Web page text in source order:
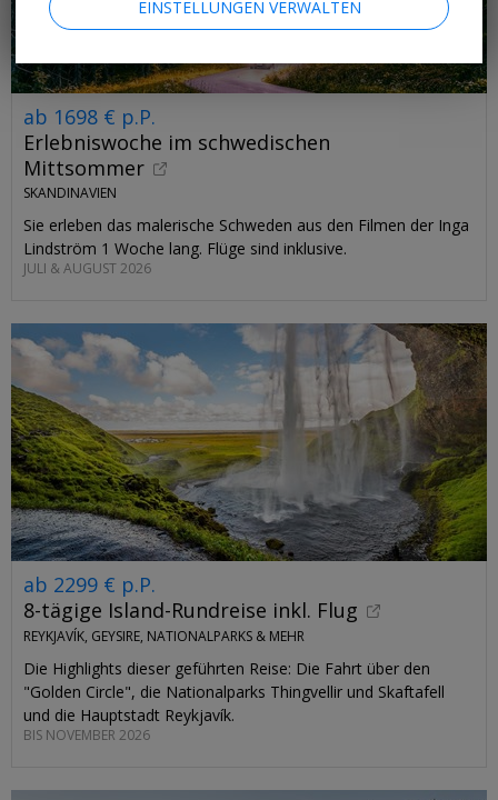
ab 1698 € p.P.
Erlebniswoche im schwedischen
Mittsommer
SKANDINAVIEN
Sie erleben das malerische Schweden aus den Filmen der Inga
Lindström 1 Woche lang. Flüge sind inklusive.
JULI & AUGUST 2026
ab 2299 € p.P.
8-tägige Island-Rundreise inkl. Flug
REYKJAVÍK, GEYSIRE, NATIONALPARKS & MEHR
Die Highlights dieser geführten Reise: Die Fahrt über den
"Golden Circle", die Nationalparks Thingvellir und Skaftafell
und die Hauptstadt Reykjavík.
BIS NOVEMBER 2026
EINSTELLUNGEN VERWALTEN